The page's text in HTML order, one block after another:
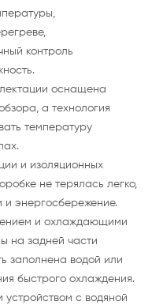
контроль
оснащена
а технология
температуру
и изоляционных
не терялась легко,
и энергосбережение.
и охлаждающими
на задней части
заполнена водой или
быстрого охлаждения.
с водяной